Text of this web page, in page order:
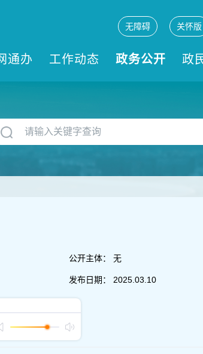
无障碍 关怀版
通办 工作动态 政务公开 政
公开主体： 无
发布日期： 2025.03.10